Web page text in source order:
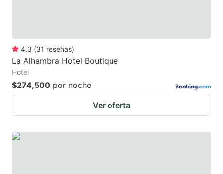
4.3 (31 reseñas)
La Alhambra Hotel Boutique
Hotel
$274,500 por noche
Ver oferta